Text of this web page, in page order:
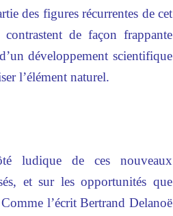
des figures récurrentes de cet
contrastent de façon frappante
développement scientifique
l’élément naturel.
ludique de ces nouveaux
et sur les opportunités que
l’écrit Bertrand Delanoë